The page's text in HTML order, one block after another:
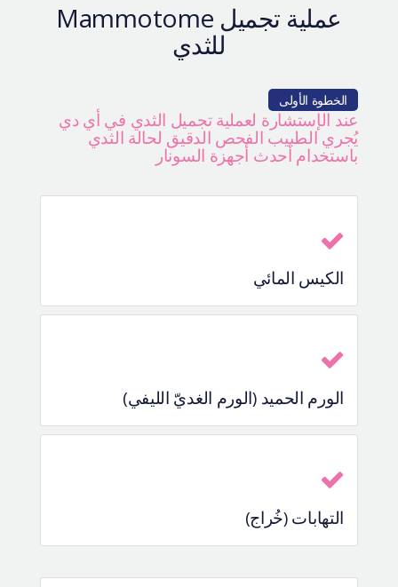
عملية تجميل Mammotome
للثدي
الخطوة الأولى
عند الإستشارة لعملية تجميل الثدي في أي دي
يُجري الطبيب الفحص الدقيق لحالة الثدي
باستخدام أحدث أجهزة السونار
الكيس المائي
الورم الحميد (الورم الغديّ الليفي)
التهابات (خُراج)